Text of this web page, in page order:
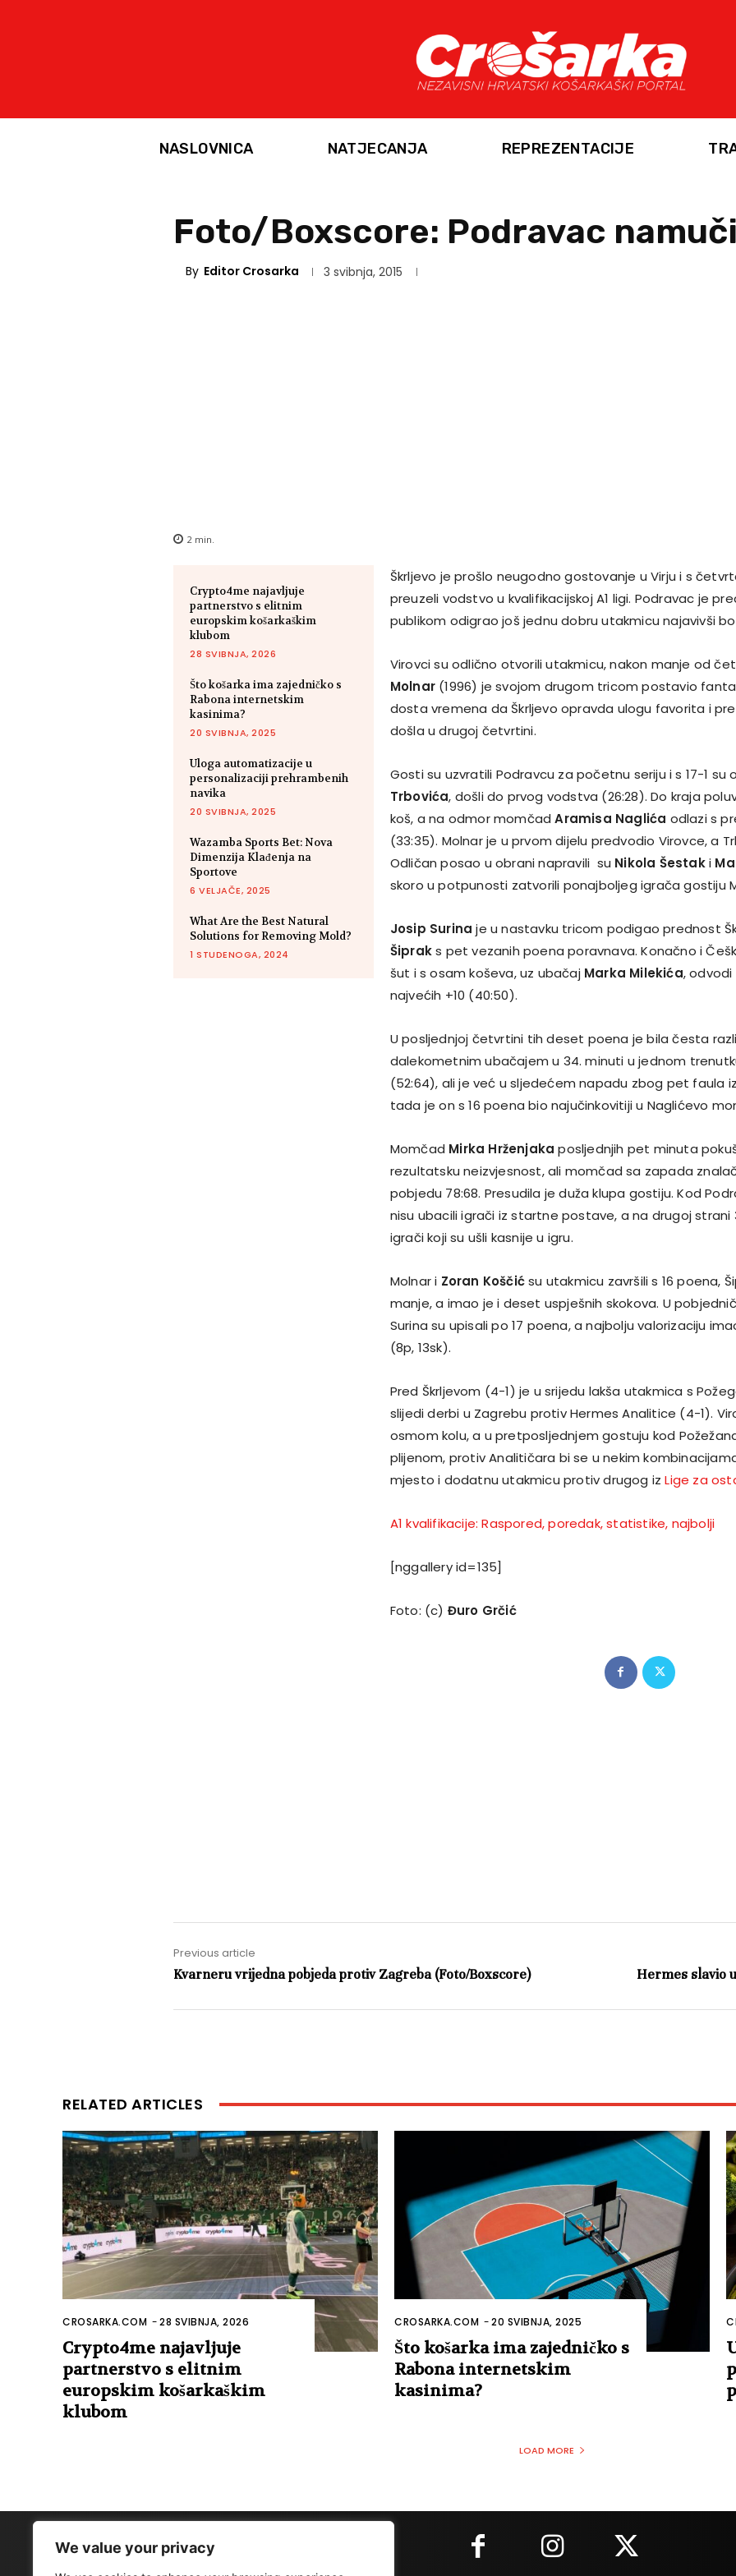
We value your privacy
NASLOVNICA NATJECANJA REPREZENTACIJE
Foto/Boxscore: Podravac
By Editor Crosarka 3 svibnja, 2015
2 min.
Crypto4me najavljuje
partnerstvo s elitnim
europskim košarkaškim
klubom
28 SVIBNJA, 2026
Što košarka ima zajedničko s
Rabona internetskim
kasinima?
20 SVIBNJA, 2025
Uloga automatizacije u
personalizaciji prehrambenih
navika
20 SVIBNJA, 2025
Wazamba Sports Bet: Nova
Dimenzija Klađenja na
Sportove
6 VELJAČE, 2025
What Are the Best Natural
Solutions for Removing Mold?
1 STUDENOGA, 2024
Škrljevo je prošlo neugodno gostovanje u Virju i s
preuzeli vodstvo u kvalifikacijskoj A1 ligi. Podravac je
publikom odigrao još jednu dobru utakmicu najavivši
Virovci su odlično otvorili utakmicu, nakon manje od
Molnar(1996) je svojom drugom tricom postavio
dosta vremena da Škrljevo opravda ulogu favorita i
došla u drugoj četvrtini.
Gosti su uzvratili Podravcu za početnu seriju i s 17-1 su
Trbovića, došli do prvog vodstva (26:28). Do kraja
koš, a na odmor momčadAramisa Naglića odlazi s
(33:35). Molnar je u prvom dijelu predvodio Virovce, a
Odličan posao u obrani napravili su Nikola Šestaki
skoro u potpunosti zatvorili ponajboljeg igrača gostiju
Josip Surina je u nastavku tricom podigao prednost
Šipraks pet vezanih poena poravnava. Konačno i
šut i s osam koševa, uz ubačaj Marka Milekića,
najvećih +10 (40:50).
U posljednjoj četvrtini tih deset poena je bila česta
dalekometnim ubačajem u 34. minuti u jednom
(52:64), ali je već u sljedećem napadu zbog pet faula
tada je on s 16 poena bio najučinkovitiji u Naglićevo
Momčad Mirka Hrženjaka posljednjih pet minuta
rezultatsku neizvjesnost, ali momčad sa zapada
pobjedu 78:68. Presudila je duža klupa gostiju. Kod
nisu ubacili igrači iz startne postave, a na drugoj strani
igrači koji su ušli kasnije u igru.
Molnar i Zoran Koščićsu utakmicu završili s 16 poena,
manje, a imao je i deset uspješnih skokova. U
Surina su upisali po 17 poena, a najbolju valorizaciju
(8p, 13sk).
Pred Škrljevom (4-1) je u srijedu lakša utakmica s
slijedi derbi u Zagrebu protiv Hermes Analitice (4-1).
osmom kolu, a u pretposljednjem gostuju kod
plijenom, protiv Analitičara bi se u nekim
mjesto i dodatnu utakmicu protiv drugog izLige za
A1 kvalifikacije: Raspored, poredak, statistike, najbolji
[nggallery id=135]
Foto: (c) Đuro Grčić
Previous article
Kvarneru vrijedna pobjeda protiv Zagreba (Foto/Boxscore) Hermes slavio
RELATED ARTICLES
CROSARKA.COM -28 SVIBNJA, 2026
Crypto4me najavljuje
partnerstvo s elitnim
europskim košarkaškim
klubom
CROSARKA.COM -20 SVIBNJA, 2025
Što košarka ima zajedničko s
Rabona internetskim
kasinima?
LOAD MORE